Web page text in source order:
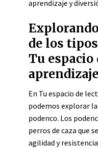
aprendizaje y
de los
Tu
En Tu espacio de
podemos explorar
podenco. Los
perros de caza que
agilidad y